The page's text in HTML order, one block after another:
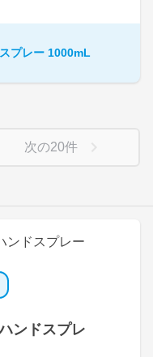
ンドスプレ
プレー 1000mL
次の20件